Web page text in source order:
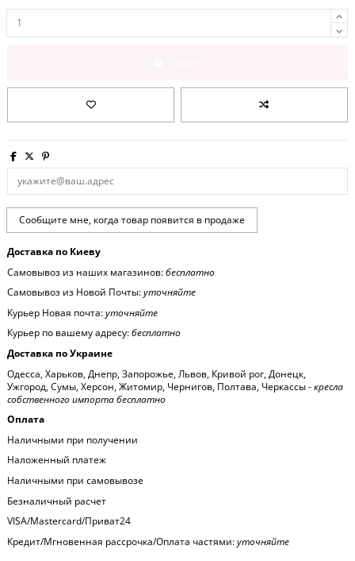
Доставка по Киеву
Самовывоз из наших магазинов:бесплатно
Самовывоз из Новой Почты:уточняйте
Курьер Новая почта:уточняйте
Курьер по вашему адресу:бесплатно
Доставка по Украине
Одесса, Харьков, Днепр, Запорожье, Львов, Кривой рог, Донецк,
Ужгород, Сумы, Херсон, Житомир, Чернигов, Полтава, Черкассы -кресла
собственного импорта бесплатно
Оплата
Наличными при получении
Наложенный платеж
Наличными при самовывозе
Безналичный расчет
VISA/Mastercard/Приват24
Кредит/Мгновенная рассрочка/Оплата частями:уточняйте